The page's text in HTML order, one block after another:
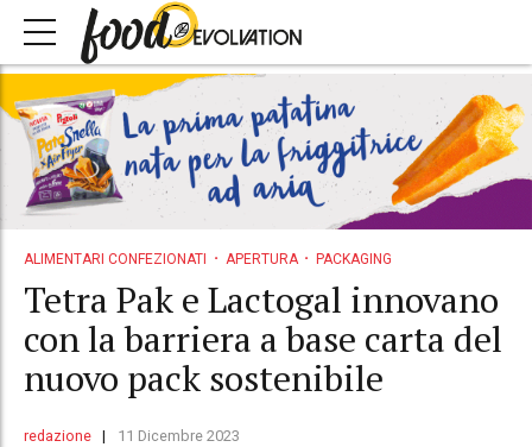
ALIMENTARI CONFEZIONATI APERTURA PACKAGING
Tetra Pak e Lactogal innovano
con la barriera a base carta del
nuovo pack sostenibile
redazione 11 Dicembre 2023